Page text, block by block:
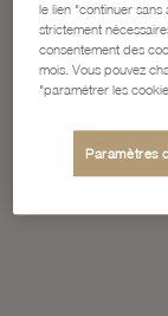
le lien "continuer
strictement
consentement des
mois. Vous pouvez
"paramétrer les
Paramètres